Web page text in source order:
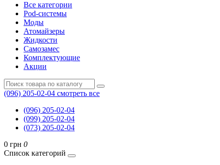
Все категории
Pod-системы
Моды
Атомайзеры
Жидкости
Самозамес
Комплектующие
Акции
(096) 205-02-04 смотреть все
(096) 205-02-04
(099) 205-02-04
(073) 205-02-04
0 грн 0
Список категорий